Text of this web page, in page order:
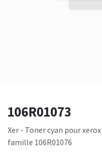
106R01073
Xer - Toner cyan pour
famille 106R01076